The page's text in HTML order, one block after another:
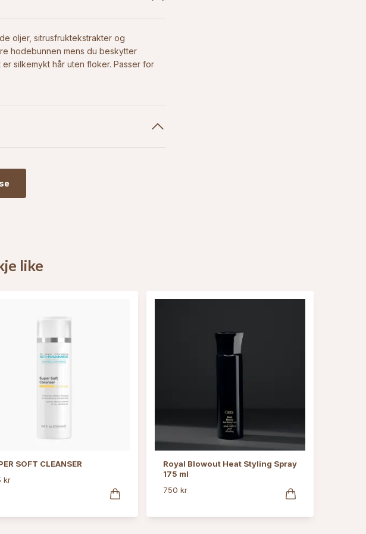
oljer, sitrusfruktekstrakter og
hodebunnen mens du beskytter
silkemykt hår uten floker. Passer for
like
SOFT CLEANSER
kr
Royal Blowout Heat Styling Spray
175 ml
750 kr